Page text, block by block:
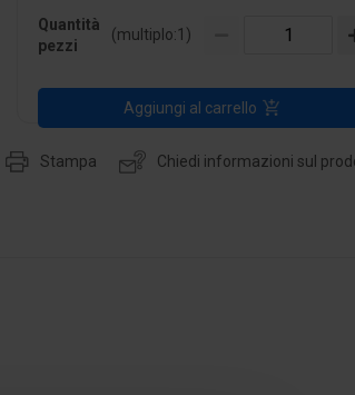
Quantità
pezzi
(multiplo:1 )
Aggiungi al carrello
Stampa Chiedi informazioni sul